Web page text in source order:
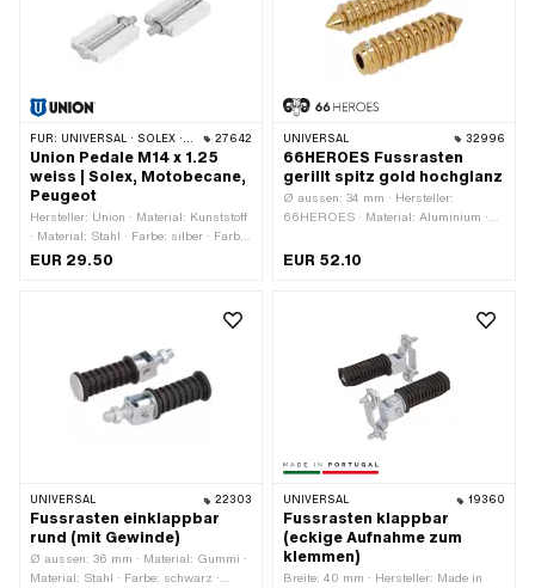
FÜR: UNIVERSAL · SOLEX · MBK / MOTOBÉCANE · PEUGEOT 27642
Union Pedale M14 x 1.25
weiss | Solex, Motobecane,
Peugeot
Hersteller: Union · Material: Kunststoff
· Material: Stahl · Farbe: silber · Farbe:
weiss · Antrieb: Aussenzweikant ·
EUR 29.50
UNIVERSAL 32996
66HEROES Fussrasten
gerillt spitz gold hochglanz
Ø aussen: 34 mm · Hersteller:
66HEROES · Material: Aluminium ·
vergoldet · Farbe: gold · Ø innen: 16
EUR 52.10
UNIVERSAL 22303
Fussrasten einklappbar
rund (mit Gewinde)
Ø aussen: 36 mm · Material: Gummi ·
Material: Stahl · Farbe: schwarz ·
UNIVERSAL 19360
Fussrasten klappbar
(eckige Aufnahme zum
klemmen)
Breite: 40 mm · Hersteller: Made in